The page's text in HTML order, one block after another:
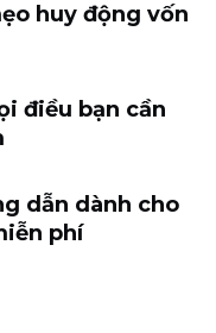
huy động vốn
điều bạn cần
dẫn dành cho
phí